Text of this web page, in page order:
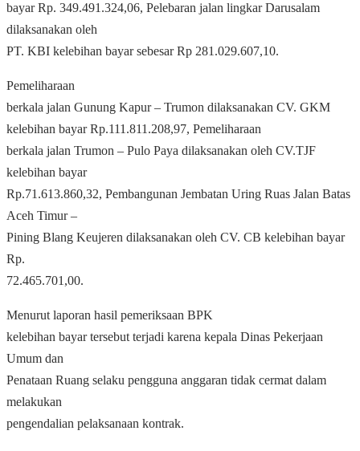
bayar Rp. 349.491.324,06, Pelebaran jalan lingkar Darusalam
dilaksanakan oleh
PT. KBI kelebihan bayar sebesar Rp 281.029.607,10.
Pemeliharaan
berkala jalan Gunung Kapur – Trumon dilaksanakan CV. GKM
kelebihan bayar Rp.111.811.208,97, Pemeliharaan
berkala jalan Trumon – Pulo Paya dilaksanakan oleh CV.TJF
kelebihan bayar
Rp.71.613.860,32, Pembangunan Jembatan Uring Ruas Jalan Batas
Aceh Timur –
Pining Blang Keujeren dilaksanakan oleh CV. CB kelebihan bayar
Rp.
72.465.701,00.
Menurut laporan hasil pemeriksaan BPK
kelebihan bayar tersebut terjadi karena kepala Dinas Pekerjaan
Umum dan
Penataan Ruang selaku pengguna anggaran tidak cermat dalam
melakukan
pengendalian pelaksanaan kontrak.